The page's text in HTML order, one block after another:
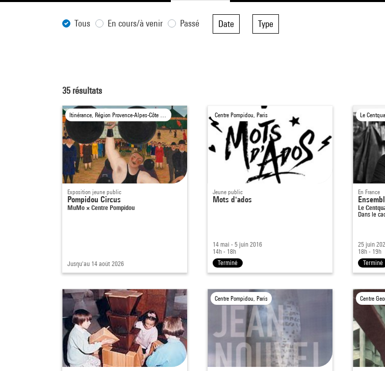
Tous En cours/à venir Passé Date Type
35 résultats
Itinérance, Région Provence-Alpes-Côte d'Azur
Exposition jeune public
Pompidou Circus
MuMo × Centre Pompidou
Jusqu'au 14 août 2026
Centre Pompidou, Paris
Jeune public
Mots d'ados
14 mai - 5 juin 2016
14h - 18h
Terminé
Le
En France
Le
Dans le
25 juin
18h - 19h
Terminé
Centre Pompidou, Paris Centre